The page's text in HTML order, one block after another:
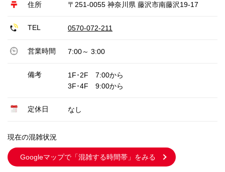
住所 〒251-0055 神奈川県 藤沢市南藤沢19-17
TEL 0570-072-211
営業時間 7:00～ 3:00
備考
1F･2F 7:00から
3F･4F 9:00から
定休日 なし
現在の混雑状況
Googleマップで 「混雑する時間帯」をみる